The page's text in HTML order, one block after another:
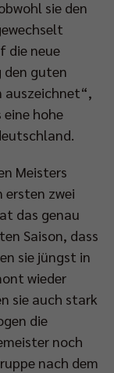
sie den
die neue
guten
auszeichnet“,
eine hohe
Meisters
ersten zwei
das genau
Saison, dass
sie jüngst in
wieder
sie auch stark
die
noch
nach dem